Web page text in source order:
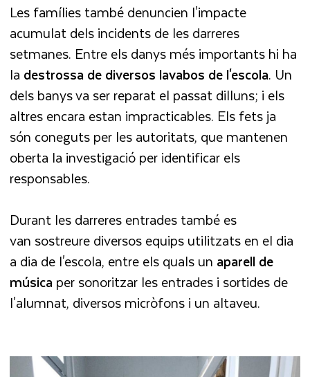
Les famílies també denuncien l'impacte
acumulat dels incidents de les darreres
setmanes. Entre els danys més importants hi ha
la destrossa de diversos lavabos de l'escola. Un
dels banys va ser reparat el passat dilluns; i els
altres encara estan impracticables. Els fets ja
són coneguts per les autoritats, que mantenen
oberta la investigació per identificar els
responsables.
Durant les darreres entrades també es
van sostreure diversos equips utilitzats en el dia
a dia de l'escola, entre els quals un aparell de
músicaper sonoritzar les entrades i sortides de
l'alumnat, diversos micròfons i un altaveu.